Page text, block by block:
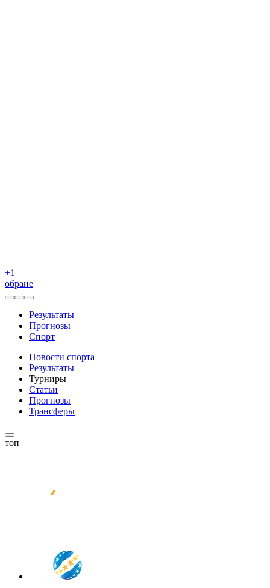
+1
обране
Результаты
Прогнозы
Спорт
Новости спорта
Результаты
Турниры
Статьи
Прогнозы
Трансферы
топ